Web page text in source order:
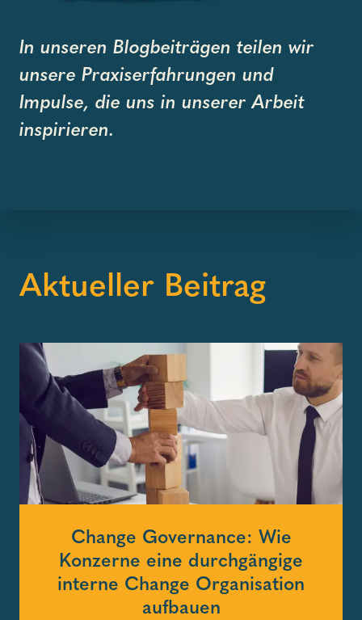
In unseren Blogbeiträgen teilen wir
unsere Praxiserfahrungen und
Impulse, die uns in unserer Arbeit
inspirieren.
Aktueller Beitrag
Change Governance: Wie
Konzerne eine durchgängige
interne Change Organisation
aufbauen